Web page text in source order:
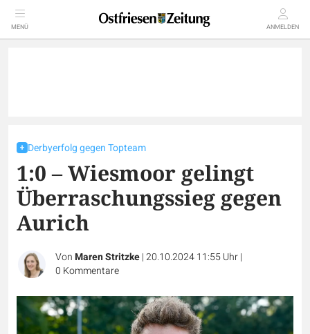
MENÜ ANMELDEN
Derbyerfolg gegen Topteam
1:0 – Wiesmoor gelingt
Überraschungssieg gegen
Aurich
VonMaren Stritzke|20.10.2024 11:55 Uhr|
0 Kommentare